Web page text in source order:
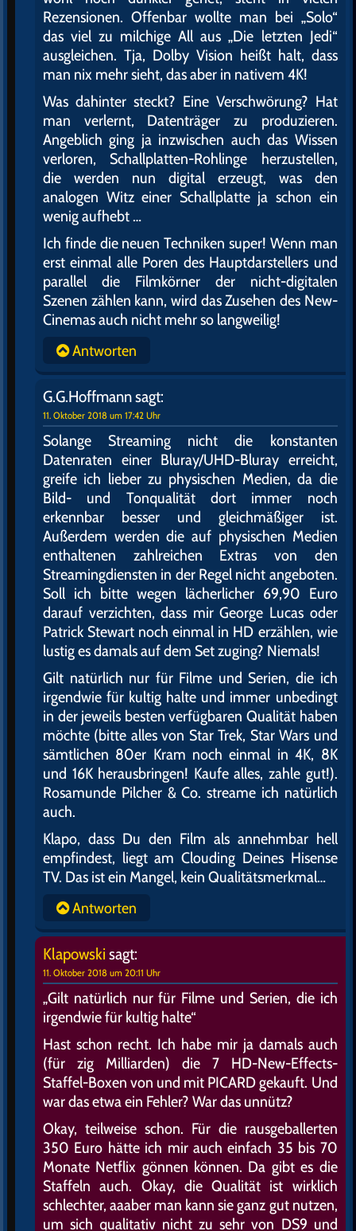
Rezensionen. Offenbar wollte man bei „Solo“
das viel zu milchige All aus „Die letzten Jedi“
ausgleichen. Tja, Dolby Vision heißt halt, dass
man nix mehr sieht, das aber in nativem 4K!
Was dahinter steckt? Eine Verschwörung? Hat
man verlernt, Datenträger zu produzieren.
Angeblich ging ja inzwischen auch das Wissen
verloren, Schallplatten-Rohlinge herzustellen,
die werden nun digital erzeugt, was den
analogen Witz einer Schallplatte ja schon ein
wenig aufhebt …
Ich finde die neuen Techniken super! Wenn man
erst einmal alle Poren des Hauptdarstellers und
parallel die Filmkörner der nicht-digitalen
Szenen zählen kann, wird das Zusehen des New-
Cinemas auch nicht mehr so langweilig!
Antworten
G.G.Hoffmannsagt:
11. Oktober 2018 um 17:42 Uhr
Solange Streaming nicht die konstanten
Datenraten einer Bluray/UHD-Bluray erreicht,
greife ich lieber zu physischen Medien, da die
Bild- und Tonqualität dort immer noch
erkennbar besser und gleichmäßiger ist.
Außerdem werden die auf physischen Medien
enthaltenen zahlreichen Extras von den
Streamingdiensten in der Regel nicht angeboten.
Soll ich bitte wegen lächerlicher 69,90 Euro
darauf verzichten, dass mir George Lucas oder
Patrick Stewart noch einmal in HD erzählen, wie
lustig es damals auf dem Set zuging? Niemals!
Gilt natürlich nur für Filme und Serien, die ich
irgendwie für kultig halte und immer unbedingt
in der jeweils besten verfügbaren Qualität haben
möchte (bitte alles von Star Trek, Star Wars und
sämtlichen 80er Kram noch einmal in 4K, 8K
und 16K herausbringen! Kaufe alles, zahle gut!).
Rosamunde Pilcher & Co. streame ich natürlich
auch.
Klapo, dass Du den Film als annehmbar hell
empfindest, liegt am Clouding Deines Hisense
TV. Das ist ein Mangel, kein Qualitätsmerkmal…
Antworten
Klapowski sagt:
11. Oktober 2018 um 20:11 Uhr
„Gilt natürlich nur für Filme und Serien, die ich
irgendwie für kultig halte“
Hast schon recht. Ich habe mir ja damals auch
(für zig Milliarden) die 7 HD-New-Effects-
Staffel-Boxen von und mit PICARD gekauft. Und
war das etwa ein Fehler? War das unnütz?
Okay, teilweise schon. Für die rausgeballerten
350 Euro hätte ich mir auch einfach 35 bis 70
Monate Netflix gönnen können. Da gibt es die
Staffeln auch. Okay, die Qualität ist wirklich
schlechter, aaaber man kann sie ganz gut nutzen,
um sich qualitativ nicht zu sehr von DS9 und